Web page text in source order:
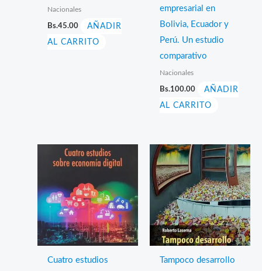
Nacionales
Bs.45.00
AÑADIR
AL CARRITO
empresarial en
Bolivia, Ecuador y
Perú. Un estudio
comparativo
Nacionales
Bs.100.00
AÑADIR
AL CARRITO
Cuatro estudios
Tampoco desarrollo